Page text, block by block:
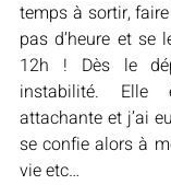
temps à sortir,
pas d’heure et se
12h ! Dès le
instabilité. Elle
attachante et j’ai
se confie alors à
vie etc…